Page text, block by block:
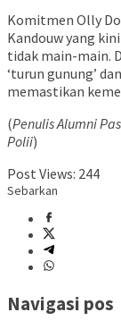
Komitmen Olly
Kandouw yang
tidak main-main.
‘turun gunung’
memastikan
(Penulis Alumni
Polii)
Post Views: 244
Sebarkan
Navigasi pos